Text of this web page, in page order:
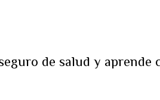
de salud y aprende